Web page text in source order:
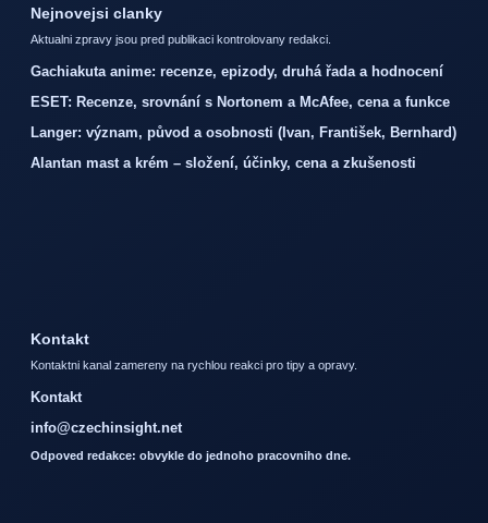
Nejnovejsi clanky
Aktualni zpravy jsou pred publikaci kontrolovany redakci.
Gachiakuta anime: recenze, epizody, druhá řada a hodnocení
ESET: Recenze, srovnání s Nortonem a McAfee, cena a funkce
Langer: význam, původ a osobnosti (Ivan, František, Bernhard)
Alantan mast a krém – složení, účinky, cena a zkušenosti
Kontakt
Kontaktni kanal zamereny na rychlou reakci pro tipy a opravy.
Kontakt
info@czechinsight.net
Odpoved redakce: obvykle do jednoho pracovniho dne.